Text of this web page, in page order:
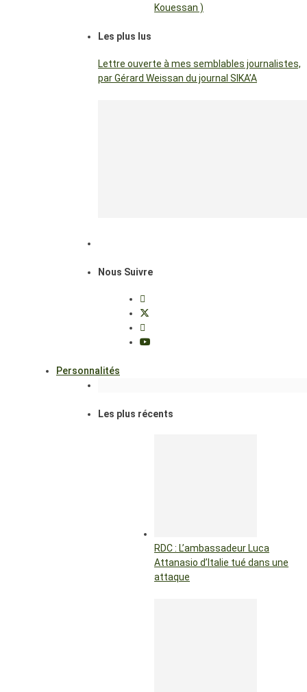
Kouessan )
Les plus lus
Lettre ouverte à mes semblables journalistes,
par Gérard Weissan du journal SIKA’A
Nous Suivre
Personnalités
Les plus récents
RDC : L’ambassadeur Luca
Attanasio d’Italie tué dans une
attaque